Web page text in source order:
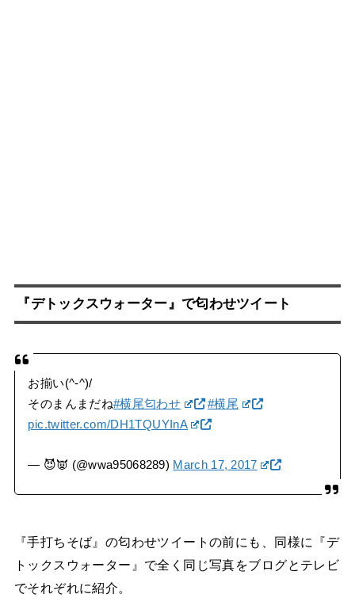
『デトックスウォーター』で匂わせツイート
お揃い(^-^)/
そのまんまだね#横尾匂わせ
#横尾
pic.twitter.com/DH1TQUYInA
— 😈👿 (@wwa95068289) March 17, 2017
『手打ちそば』の匂わせツイートの前にも、同様に『デ
トックスウォーター』で全く同じ写真をブログとテレビ
でそれぞれに紹介。